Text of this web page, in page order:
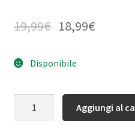
19,99€ 18,99€
Disponibile
Aggiungi al